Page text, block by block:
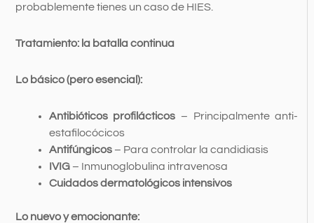
probablemente tienes un caso de HIES.
Tratamiento: la batalla continua
Lo básico (pero esencial):
Antibióticos profilácticos – Principalmente anti-
estafilocócicos
Antifúngicos– Para controlar la candidiasis
IVIG– Inmunoglobulina intravenosa
Cuidados dermatológicos intensivos
Lo nuevo y emocionante: